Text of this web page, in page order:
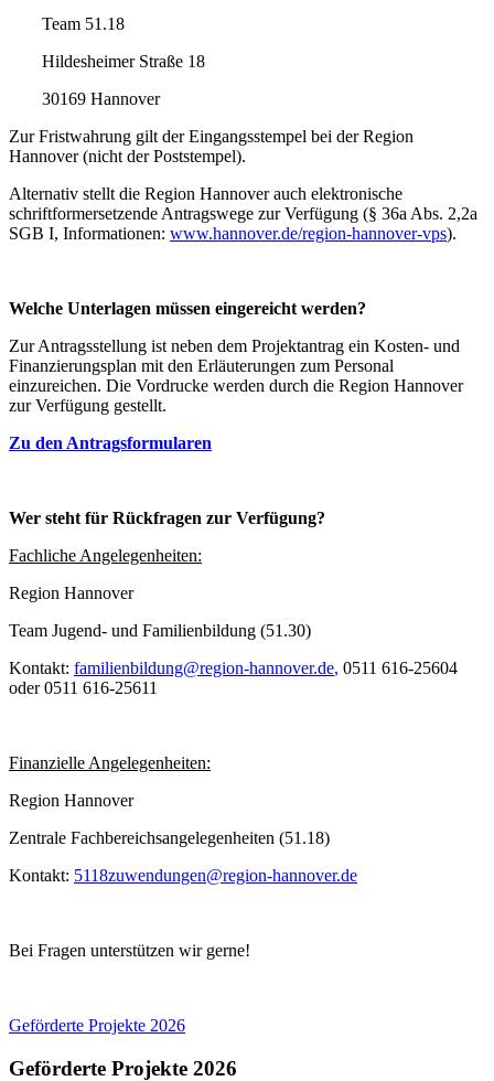
Team 51.18
Hildesheimer Straße 18
30169 Hannover
Zur Fristwahrung gilt der Eingangsstempel bei der Region
Hannover (nicht der Poststempel).
Alternativ stellt die Region Hannover auch elektronische
schriftformersetzende Antragswege zur Verfügung (§ 36a Abs. 2,2a
SGB I, Informationen: www.hannover.de/region-hannover-vps).
Welche Unterlagen müssen eingereicht werden?
Zur Antragsstellung ist neben dem Projektantrag ein Kosten- und
Finanzierungsplan mit den Erläuterungen zum Personal
einzureichen. Die Vordrucke werden durch die Region Hannover
zur Verfügung gestellt.
Zu den Antragsformularen
Wer steht für Rückfragen zur Verfügung?
Fachliche Angelegenheiten:
Region Hannover
Team Jugend- und Familienbildung (51.30)
Kontakt: familienbildung@region-hannover.de, 0511 616-25604
oder 0511 616-25611
Finanzielle Angelegenheiten:
Region Hannover
Zentrale Fachbereichsangelegenheiten (51.18)
Kontakt: 5118zuwendungen@region-hannover.de
Bei Fragen unterstützen wir gerne!
Geförderte Projekte 2026
Geförderte Projekte 2026